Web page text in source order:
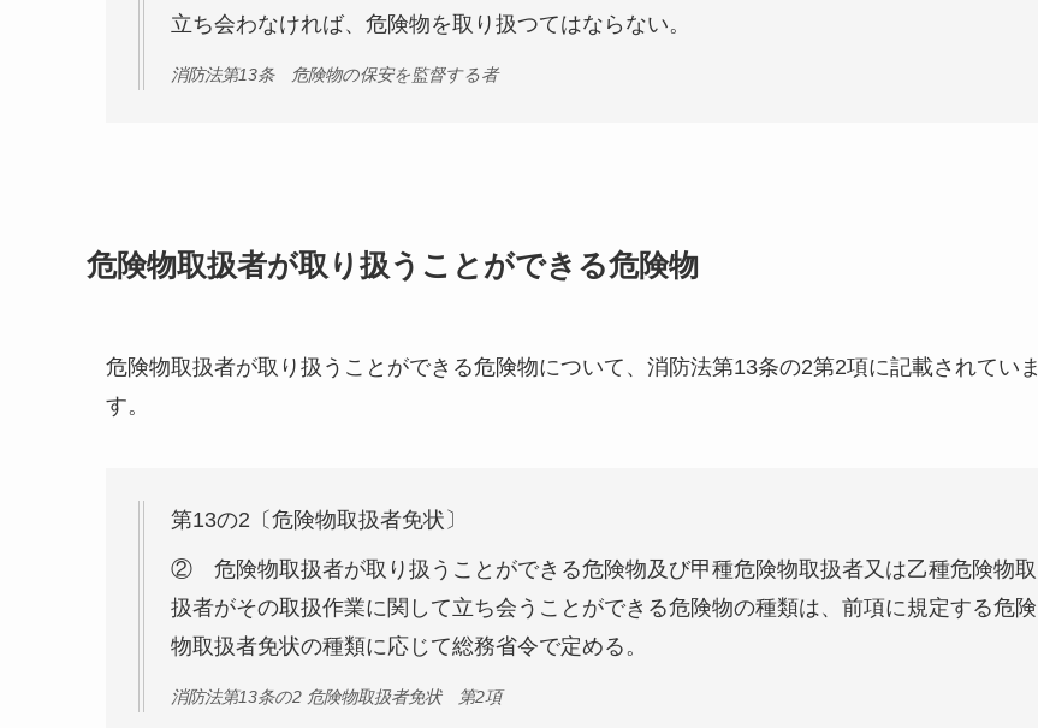
立ち会わなければ、危険物を取り扱つてはならない。
消防法第13条 危険物の保安を監督する者
危険物取扱者が取り扱うことができる危険物
危険物取扱者が取り扱うことができる危険物について、消防法第13条の2第2項に記載されていま
す。
第13の2〔危険物取扱者免状〕
② 危険物取扱者が取り扱うことができる危険物及び甲種危険物取扱者又は乙種危険物取
扱者がその取扱作業に関して立ち会うことができる危険物の種類は、前項に規定する危険
物取扱者免状の種類に応じて総務省令で定める。
消防法第13条の2 危険物取扱者免状 第2項